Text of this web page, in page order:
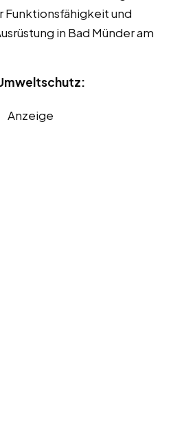
Funktionsfähigkeit und
in Bad Münder am
Anzeige